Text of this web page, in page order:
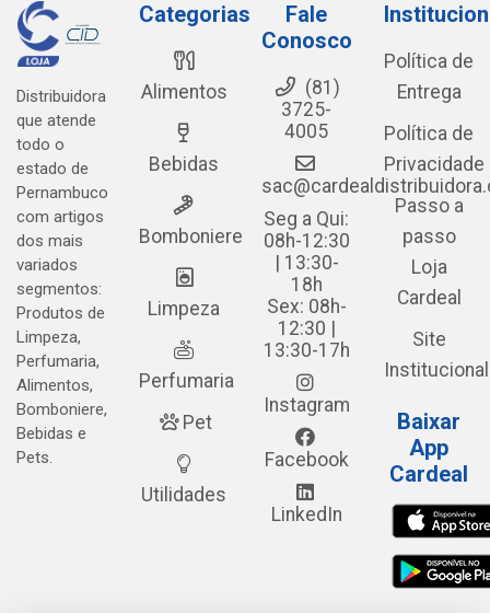
Distribuidora
que atende
todo o
estado de
Pernambuco
com artigos
dos mais
variados
segmentos:
Produtos de
Limpeza,
Perfumaria,
Alimentos,
Bomboniere,
Bebidas e
Pets.
Categorias
Alimentos
Bebidas
Bomboniere
Limpeza
Perfumaria
Pet
Utilidades
Fale
Conosco
(81)
3725-
4005
Seg a Qui:
08h-12:30
| 13:30-
18h
Sex: 08h-
12:30 |
13:30-17h
Instagram
Facebook
LinkedIn
Política de
Entrega
Política de
Privacidade
Passo a
passo
Loja
Cardeal
Site
Institucional
Baixar
App
Cardeal